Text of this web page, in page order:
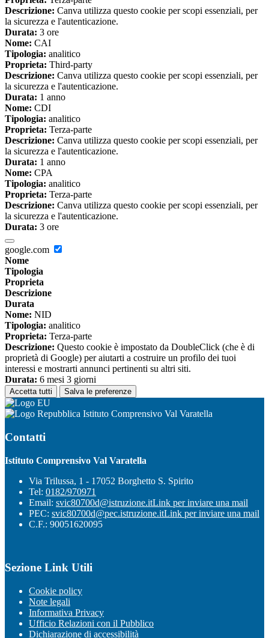
Descrizione: Canva utilizza questo cookie per scopi essenziali, per
la sicurezza e l'autenticazione.
Durata: 3 ore
Nome: CAI
Tipologia: analitico
Proprieta: Third-party
Descrizione: Canva utilizza questo cookie per scopi essenziali, per
la sicurezza e l'autenticazione.
Durata: 1 anno
Nome: CDI
Tipologia: analitico
Proprieta: Terza-parte
Descrizione: Canva utilizza questo cookie per scopi essenziali, per
la sicurezza e l'autenticazione.
Durata: 1 anno
Nome: CPA
Tipologia: analitico
Proprieta: Terza-parte
Descrizione: Canva utilizza questo cookie per scopi essenziali, per
la sicurezza e l'autenticazione.
Durata: 3 ore
google.com
Nome
Tipologia
Proprieta
Descrizione
Durata
Nome: NID
Tipologia: analitico
Proprieta: Terza-parte
Descrizione: Questo cookie è impostato da DoubleClick (che è di
proprietà di Google) per aiutarti a costruire un profilo dei tuoi
interessi e mostrarti annunci pertinenti su altri siti.
Durata: 6 mesi 3 giorni
Accetta tutti Salva le preferenze
Istituto Comprensivo Val Varatella
Contatti
Istituto Comprensivo Val Varatella
Via Trilussa, 1 - 17052 Borghetto S. Spirito
Tel: 0182/970971
Email: svic80700d@istruzione.itLink per inviare una mail
PEC: svic80700d@pec.istruzione.itLink per inviare una mail
C.F.: 90051620095
Sezione Link Utili
Cookie policy
Note legali
Informativa Privacy
Ufficio Relazioni con il Pubblico
Dichiarazione di accessibilità